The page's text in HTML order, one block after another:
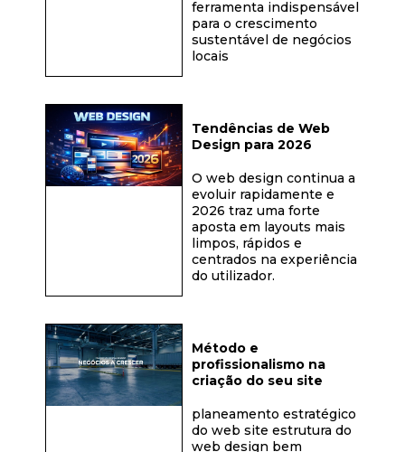
ferramenta indispensável
para o crescimento
sustentável de negócios
locais
Tendências de Web
Design para 2026
O web design continua a
evoluir rapidamente e
2026 traz uma forte
aposta em layouts mais
limpos, rápidos e
centrados na experiência
do utilizador.
Método e
profissionalismo na
criação do seu site
planeamento estratégico
do web site estrutura do
web design bem